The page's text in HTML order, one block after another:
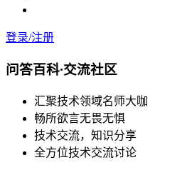
登录/注册
问答百科·交流社区
汇聚技术领域名师大咖
畅所欲言无畏无惧
技术交流，知识分享
全方位技术交流讨论